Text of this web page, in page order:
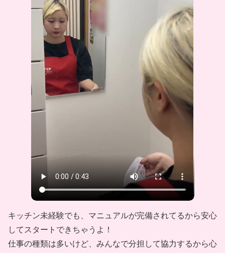
キッチン未経験でも、マニュアルが完備されてるから安心
してスタートできちゃうよ！
仕事の種類は多いけど、みんなで分担して協力するから心